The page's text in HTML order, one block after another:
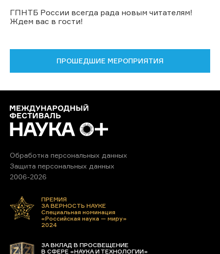
ГПНТБ России всегда рада новым читателям!
Ждем вас в гости!
ПРОШЕДШИЕ МЕРОПРИЯТИЯ
Обработка персональных данных
Защита персональных данных
2006-2026
ПРЕМИЯ
ЗА ВЕРНОСТЬ НАУКЕ
Специальная номинация
«Российская наука — миру»
2024
ЗА ВКЛАД В ПРОСВЕЩЕНИЕ
В СФЕРЕ «НАУКА И ТЕХНОЛОГИИ»